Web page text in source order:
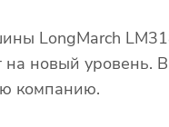
LongMarch
на новый уровень.
компанию.